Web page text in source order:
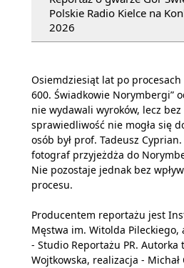
Polskie Radio Kielce na
2026
Osiemdziesiąt lat po procesach
600. Świadkowie Norymbergi”
nie wydawali wyroków, lecz
sprawiedliwość nie mogła się
osób był prof. Tadeusz
fotograf przyjeżdża do
Nie pozostaje jednak bez
procesu.
Producentem reportażu jest
Męstwa im. Witolda Pileckiego,
- Studio Reportażu PR. Autorka
Wojtkowska, realizacja - Michał